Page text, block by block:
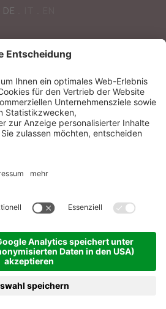
DE
GmbH
Impressum
Sitemap
Barrierefreiheitserklärung
produced by